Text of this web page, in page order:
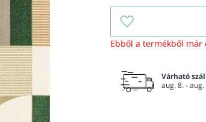
Ebből a termékből már
Várható
aug. 8. - aug.